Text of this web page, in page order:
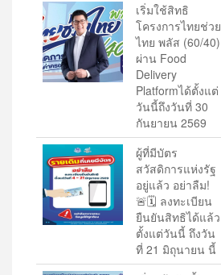
เริ่มใช้สิทธิ
โครงการไทยช่วย
ไทย พลัส (60/40)
ผ่าน Food
Delivery
Platformได้ตั้งแต่
วันนี้ถึงวันที่ 30
กันยายน 2569
ผู้ที่มีบัตร
สวัสดิการแห่งรัฐ
อยู่แล้ว อย่าลืม!
🚨🗓️ ลงทะเบียน
ยืนยันสิทธิได้แล้ว
ตั้งแต่วันนี้ ถึงวัน
ที่ 21 มิถุนายน นี้